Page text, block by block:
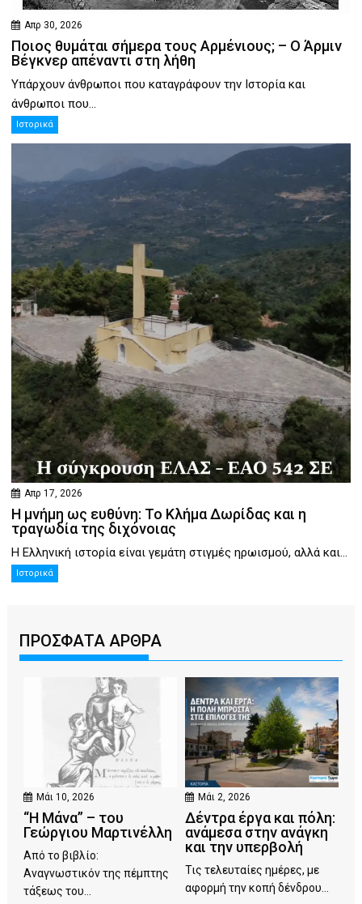
Απρ 30, 2026
Ποιος θυμάται σήμερα τους Αρμένιους; – Ο Άρμιν
Βέγκνερ απέναντι στη λήθη
Υπάρχουν άνθρωποι που καταγράφουν την Ιστορία και
άνθρωποι που...
Ιστορικά
Απρ 17, 2026
Η μνήμη ως ευθύνη: Το Κλήμα Δωρίδας και η
τραγωδία της διχόνοιας
Η Ελληνική ιστορία είναι γεμάτη στιγμές ηρωισμού, αλλά και...
Ιστορικά
ΠΡΟΣΦΑΤΑ ΑΡΘΡΑ
Μάι 10, 2026
“Η Μάνα” – του
Γεώργιου Μαρτινέλλη
Από το βιβλίο:
Αναγνωστικόν της πέμπτης
τάξεως του...
Μάι 2, 2026
Δέντρα έργα και πόλη:
ανάμεσα στην ανάγκη
και την υπερβολή
Τις τελευταίες ημέρες, με
αφορμή την κοπή δένδρου...